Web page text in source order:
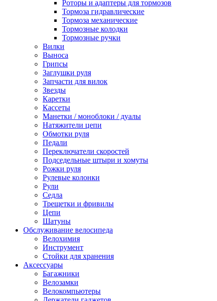
Роторы и адаптеры для тормозов
Тормоза гидравлические
Тормоза механические
Тормозные колодки
Тормозные ручки
Вилки
Выноса
Грипсы
Заглушки руля
Запчасти для вилок
Звезды
Каретки
Кассеты
Манетки / моноблоки / дуалы
Натяжители цепи
Обмотки руля
Педали
Переключатели скоростей
Подседельные штыри и хомуты
Рожки руля
Рулевые колонки
Рули
Седла
Трещетки и фривилы
Цепи
Шатуны
Обслуживание велосипеда
Велохимия
Инструмент
Стойки для хранения
Аксессуары
Багажники
Велозамки
Велокомпьютеры